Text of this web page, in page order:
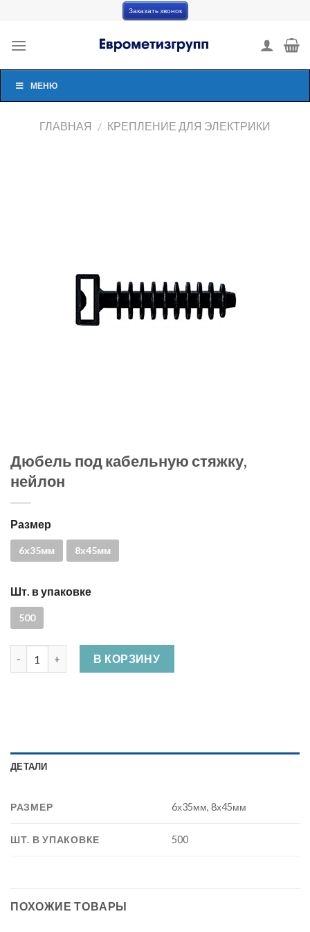
content
Заказать звонок
МЕНЮ
ГЛАВНАЯ / КРЕПЛЕНИЕ ДЛЯ ЭЛЕКТРИКИ
Дюбель под кабельную стяжку,
нейлон
Размер
6х35мм 8х45мм
Шт. в упаковке
500
Количество Дюбель под кабельную стяжку, нейлон
В КОРЗИНУ
ДЕТАЛИ
РАЗМЕР 6х35мм, 8х45мм
ШТ. В УПАКОВКЕ 500
ПОХОЖИЕ ТОВАРЫ